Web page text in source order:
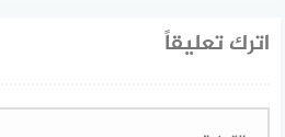
اترك تعليقاً